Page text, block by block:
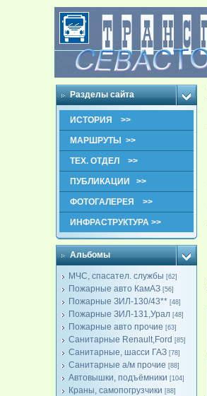
Разделы сайта
ИСТОРИЯ >>
МАРШРУТЫ >>
ТЕХ. ОТДЕЛ >>
ПУБЛИКАЦИИ >>
ФОТОГАЛЕРЕЯ >>
ИНФРАСТРУКТУРА >>
Альбомы
МЧС, спасател. службы [62]
Пожарные авто КамАЗ [56]
Пожарные ЗИЛ-130/43** [48]
Пожарные ЗИЛ-131,Урал [48]
Пожарные авто прочие [63]
Санитарные Renault,Ford [85]
Санитарные, шасси ГАЗ [78]
Санитарные а/м прочие [88]
Автовышки, подъёмники [104]
Краны, самопогрузчики [88]